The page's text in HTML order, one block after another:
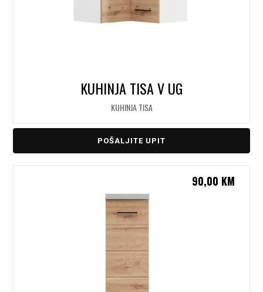
KUHINJA TISA V UG
KUHINJA TISA
POŠALJITE UPIT
90,00 KM